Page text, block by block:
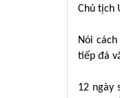
Chủ tịch
Nói
tiếp đá
12 ngày